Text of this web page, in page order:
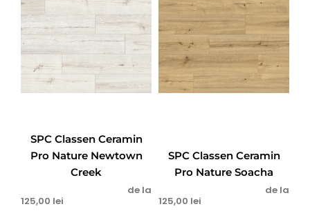
SPC Classen Ceramin
Pro Nature Newtown
Creek
de la
125,00 lei
SPC Classen Ceramin
Pro Nature Soacha
de la
125,00 lei